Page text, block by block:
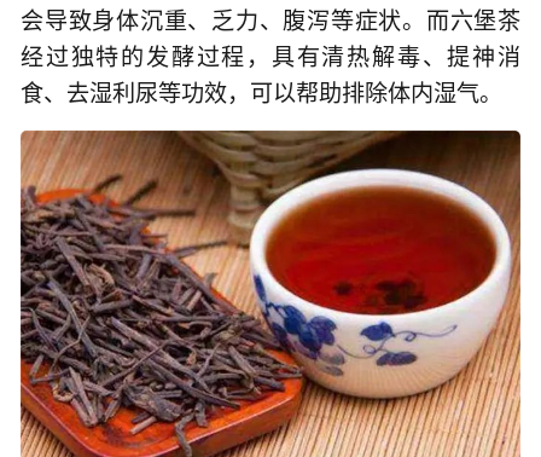
会导致身体沉重、乏力、腹泻等症状。而六堡茶
经过独特的发酵过程，具有清热解毒、提神消
食、去湿利尿等功效，可以帮助排除体内湿气。